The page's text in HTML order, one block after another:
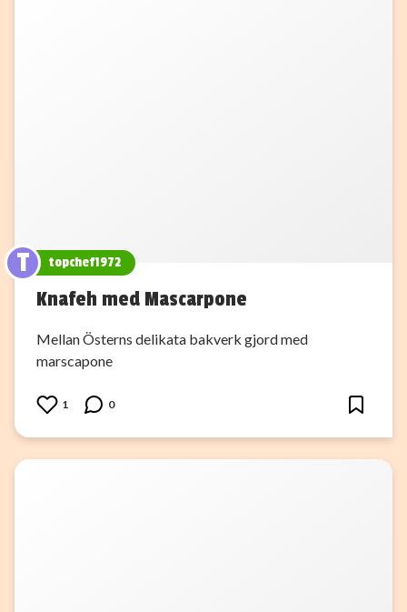
T topchef1972
Knafeh med Mascarpone
Mellan Österns delikata bakverk gjord med
marscapone
1 0